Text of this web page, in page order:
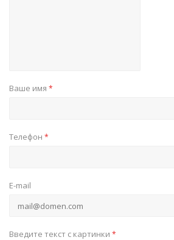
Ваше имя *
Телефон *
E-mail
Введите текст с картинки *